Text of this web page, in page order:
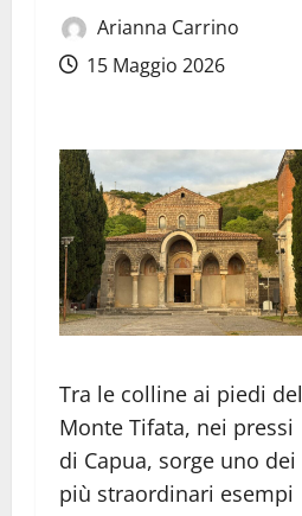
Arianna Carrino
15 Maggio 2026
Tra le colline ai piedi del
Monte Tifata, nei pressi
di Capua, sorge uno dei
più straordinari esempi